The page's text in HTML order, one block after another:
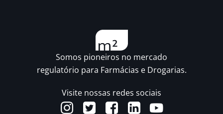
Somos pioneiros no mercado
regulatório para Farmácias e Drogarias.
Visite nossas redes sociais